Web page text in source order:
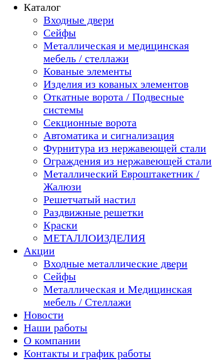
Каталог
Входные двери
Сейфы
Металлическая и медицинская
мебель / стеллажи
Кованые элементы
Изделия из кованых элементов
Откатные ворота / Подвесные
системы
Секционные ворота
Автоматика и сигнализация
Фурнитура из нержавеющей стали
Ограждения из нержавеющей стали
Металлический Евроштакетник /
Жалюзи
Решетчатый настил
Раздвижные решетки
Краски
МЕТАЛЛОИЗДЕЛИЯ
Акции
Входные металлические двери
Сейфы
Металлическая и Медицинская
мебель / Стеллажи
Новости
Наши работы
О компании
Контакты и график работы